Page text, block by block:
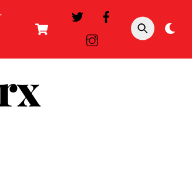
Cart